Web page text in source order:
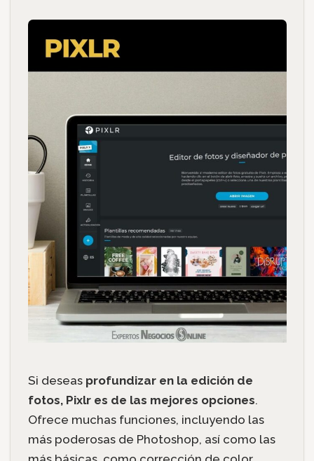
Si deseas profundizar en la edición de
fotos, Pixlr es de las mejores opciones.
Ofrece muchas funciones, incluyendo las
más poderosas de Photoshop, así como las